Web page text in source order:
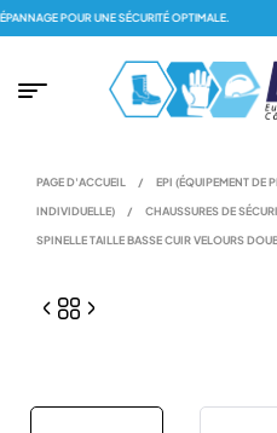
POUR UNE SÉCURITÉ OPTIMALE.
PAGE D'ACCUEIL / EPI (ÉQUIPEMENT DE
INDIVIDUELLE) / CHAUSSURES DE
SPINELLE TAILLE BASSE CUIR VELOURS